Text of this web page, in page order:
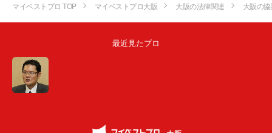
マイベストプロ TOP マイベストプロ大阪 大阪の法律関連 大阪の
最近見たプロ